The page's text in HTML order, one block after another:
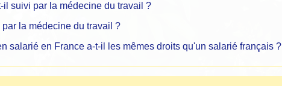
suivi par la médecine du travail ?
la médecine du travail ?
salarié en France a-t-il les mêmes droits qu'un salarié français ?